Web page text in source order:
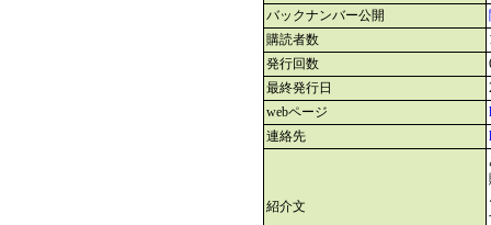
バックナンバー公開
購読者数
発行回数
最終発行日
webページ
連絡先
紹介文